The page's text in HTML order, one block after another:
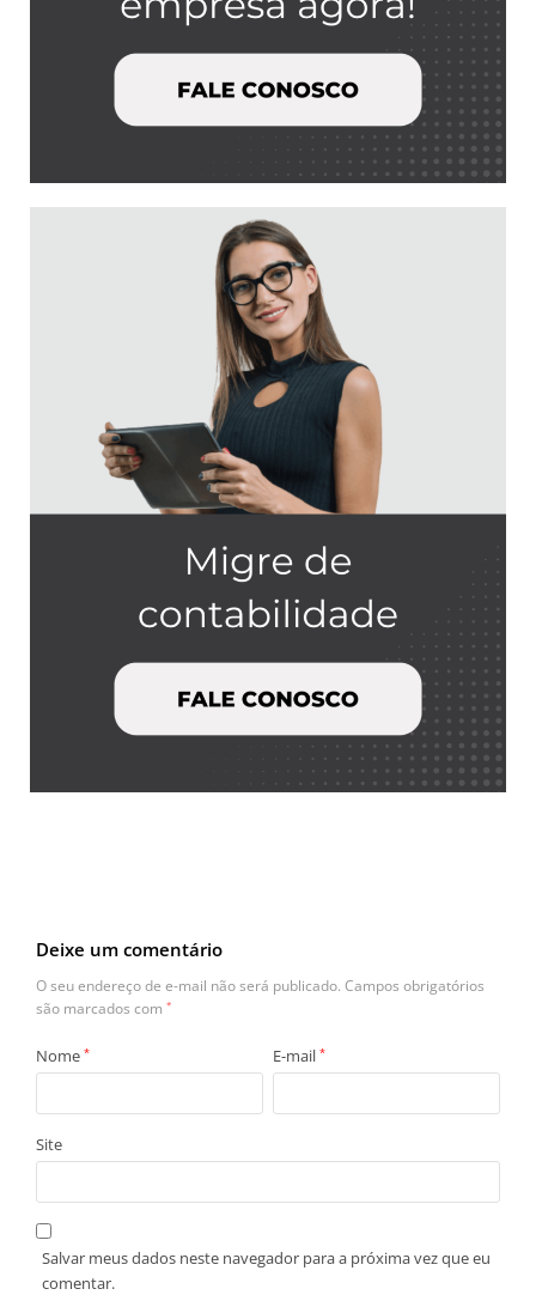
Deixe um comentário
O seu endereço de e-mail não será publicado. Campos obrigatórios
são marcados com *
Nome * E-mail *
Site
Salvar meus dados neste navegador para a próxima vez que eu
comentar.